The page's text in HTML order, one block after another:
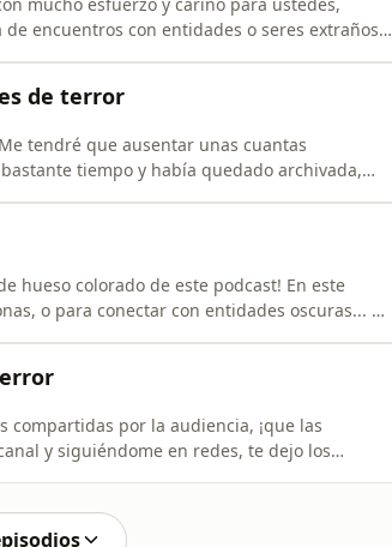
encuentros con entidades o seres extraños y
de terror
Me tendré que ausentar unas cuantas
tiempo y había quedado archivada,
hueso colorado de este podcast! En este
o para conectar con entidades oscuras... no
compartidas por la audiencia, ¡que las
y siguiéndome en redes, te dejo los
https://www.tiktok.com/@folknstu